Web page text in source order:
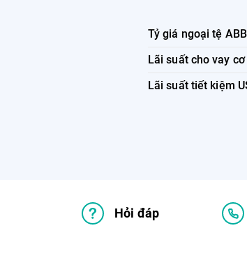
Tỷ giá ngoại tệ
Lãi suất cho vay
Lãi suất tiết kiệm
Hỏi đáp